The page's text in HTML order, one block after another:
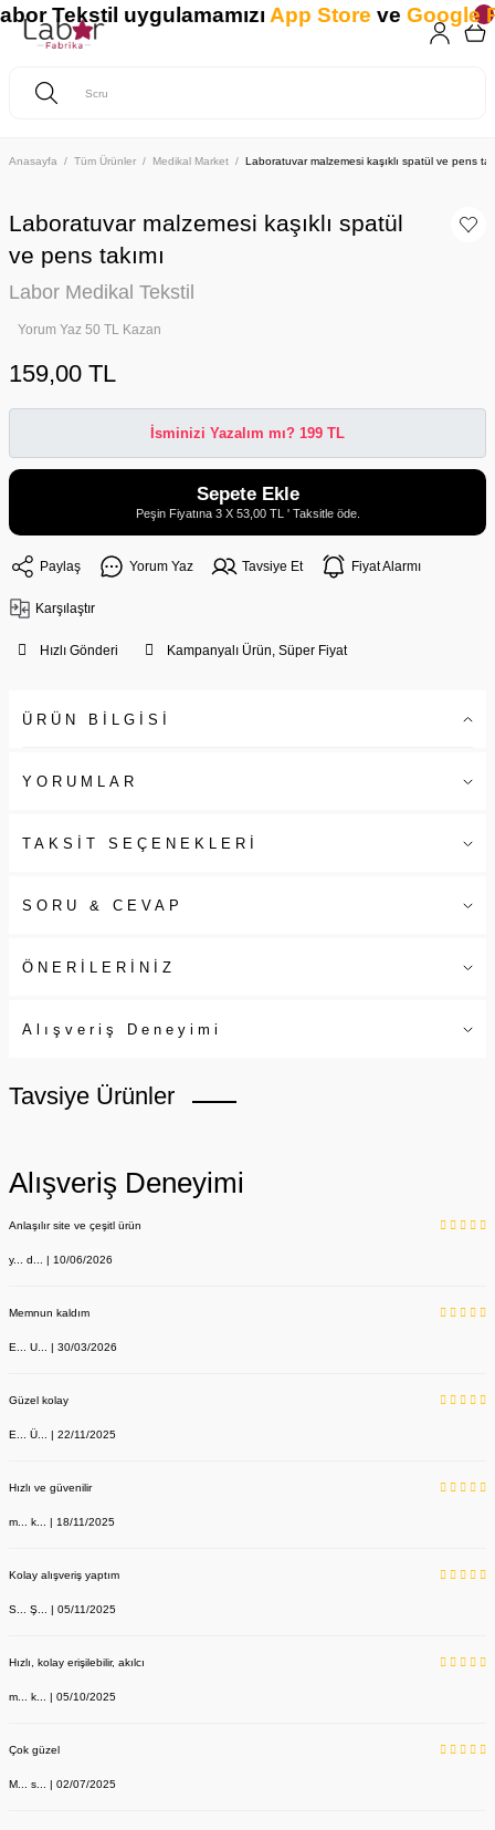
Anasayfa Tüm Ürünler Medikal Market Laboratuvar malzemesi kaşıklı spatül ve pens
Laboratuvar malzemesi kaşıklı spatül
ve pens takımı
Labor Medikal Tekstil
Yorum Yaz 50 TL Kazan
159,00 TL
İsminizi Yazalım mı? 199 TL
Sepete Ekle
Peşin Fiyatına 3 X 53,00 TL ' Taksitle öde.
Paylaş Yorum Yaz Tavsiye Et Fiyat Alarmı
Karşılaştır
Hızlı Gönderi Kampanyalı Ürün, Süper Fiyat
ÜRÜN BİLGİSİ
YORUMLAR
TAKSİT SEÇENEKLERİ
SORU & CEVAP
ÖNERİLERİNİZ
Alışveriş Deneyimi
Tavsiye Ürünler
Alışveriş Deneyimi
Anlaşılır site ve çeşitl ürün
y... d... | 10/06/2026
Memnun kaldım
E... U... | 30/03/2026
Güzel kolay
E... Ü... | 22/11/2025
Hızlı ve güvenilir
m... k... | 18/11/2025
Kolay alışveriş yaptım
S... Ş... | 05/11/2025
Hızlı, kolay erişilebilir, akılcı
m... k... | 05/10/2025
Çok güzel
M... s... | 02/07/2025
Tekstil uygulamamızıApp StoreveGoogle